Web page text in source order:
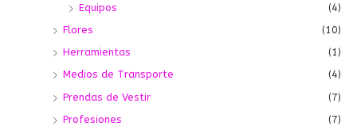
Equipos
(4)
Flores
(10)
Herramientas
(1)
Medios de Transporte
(4)
Prendas de Vestir
(7)
Profesiones
(7)